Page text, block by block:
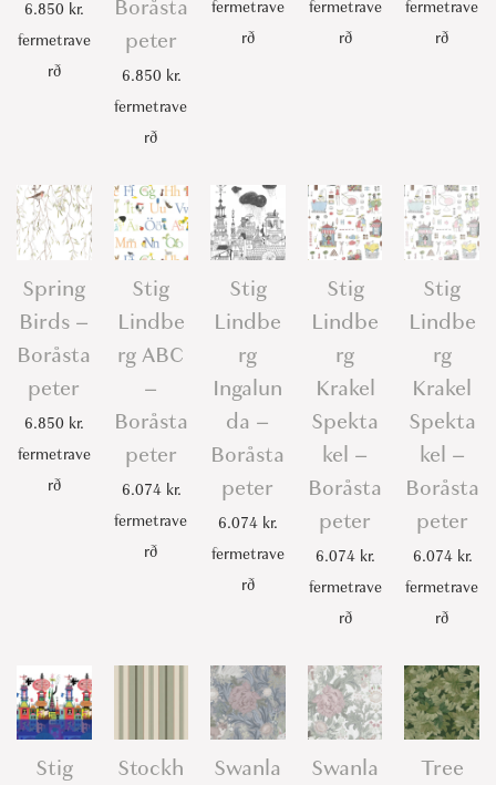
6.850 kr.
fermetrave
rð
Boråsta
peter
6.850 kr.
fermetrave
rð
fermetrave
rð
fermetrave
rð
fermetrave
rð
Spring
Birds –
Boråsta
peter
6.850 kr.
fermetrave
rð
Stig
Lindbe
rg ABC
–
Boråsta
peter
6.074 kr.
fermetrave
rð
Stig
Lindbe
rg
Ingalun
da –
Boråsta
peter
6.074 kr.
fermetrave
rð
Stig
Lindbe
rg
Krakel
Spekta
kel –
Boråsta
peter
6.074 kr.
fermetrave
rð
Stig
Lindbe
rg
Krakel
Spekta
kel –
Boråsta
peter
6.074 kr.
fermetrave
rð
Stig
Stockh
Swanla
Swanla
Tree